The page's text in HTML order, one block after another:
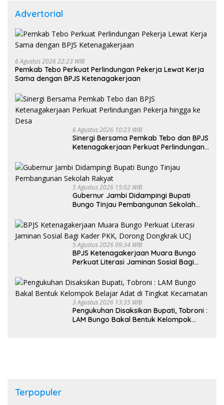
Advertorial
6 Agustus 2026 22:23 WIB
Pemkab Tebo Perkuat Perlindungan Pekerja Lewat Kerja
Sama dengan BPJS Ketenagakerjaan
6 Agustus 2026 10:23 WIB
Sinergi Bersama Pemkab Tebo dan BPJS
Ketenagakerjaan Perkuat Perlindungan
5 Agustus 2026 15:02 WIB
Gubernur Jambi Didampingi Bupati
Bungo Tinjau Pembangunan Sekolah
5 Agustus 2026 09:34 WIB
BPJS Ketenagakerjaan Muara Bungo
Perkuat Literasi Jaminan Sosial Bagi
3 Agustus 2026 13:35 WIB
Pengukuhan Disaksikan Bupati, Tobroni :
LAM Bungo Bakal Bentuk Kelompok
Terpopuler